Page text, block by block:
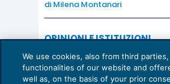
di Milena Montanari
OPINIONI E ISTITUZIONI
Valorizzare il potenziale
una riflessione sul futuro
consulenza del lavoro
We use cookies, also from third
functionalities of our website and
well as, on the basis of your prior